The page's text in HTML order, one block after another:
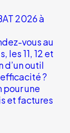
2026 à
vous au
les 11, 12 et
d’un outil
?
pour une
et factures